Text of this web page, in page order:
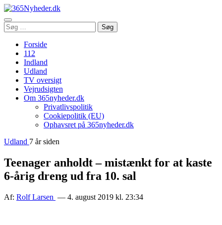
Åbn
menu
Søg
efter:
Søg
Forside
112
Indland
Udland
TV oversigt
Vejrudsigten
Om 365nyheder.dk
Privatlivspolitik
Cookiepolitik (EU)
Ophavsret på 365nyheder.dk
Udland 7 år siden
Teenager anholdt – mistænkt for at kaste
6-årig dreng ud fra 10. sal
Af: Rolf Larsen — 4. august 2019 kl. 23:34